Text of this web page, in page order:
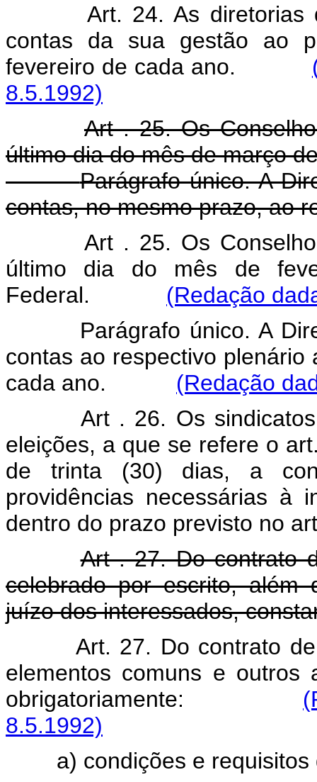
Art. 24. As diretorias
contas da sua gestão ao
fevereiro de cada ano.
8.5.1992)
Art . 25. Os
último dia do mês de março
Parágrafo único. A
contas, no mesmo prazo, ao
Art . 25. Os
último dia do mês de
Federal. (Redação
Parágrafo único. A
contas ao respectivo
cada ano. (Redação
Art . 26. Os
eleições, a que se refere o
de trinta (30) dias, a
providências necessárias à
dentro do prazo previsto no
Art . 27. Do contrato
celebrado por escrito, além
juízo dos interessados,
Art. 27. Do contrato
elementos comuns e outros
obrigatoriamente:
8.5.1992)
a) condições e requisitos